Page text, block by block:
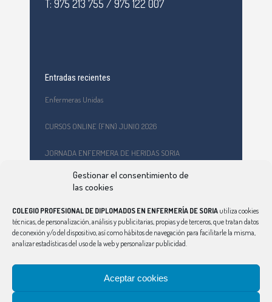
Gestionar el consentimiento de
las cookies
COLEGIO PROFESIONAL DE DIPLOMADOS EN ENFERMERÍA DE SORIA utiliza cookies
técnicas, de personalización, análisis y publicitarias, propias y de terceros, que tratan datos
de conexión y/o del dispositivo, así como hábitos de navegación para facilitarle la misma,
analizar estadísticas del uso de la web y personalizar publicidad.
Aceptar cookies
T: 975 213 755 / 975 122 007
Entradas recientes
Enfermeras Unidas
CURSOS ONLINE (FNN) JUNIO 2026
JORNADA ENFERMERA DE HERIDAS SORIA
Formación en primeros auxilios y prevención de riesgos
laborales en el CEPA Celtiberia
Curso Ciberindex junio 2026 – AT7 – Cuidados a mujeres
víctimas de violencia de género